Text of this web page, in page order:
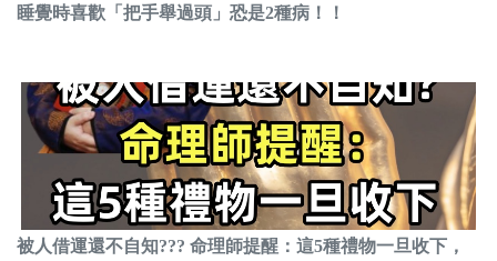
睡覺時喜歡「把手舉過頭」恐是2種病！！
被人借運還不自知??? 命理師提醒：這5種禮物一旦收下，